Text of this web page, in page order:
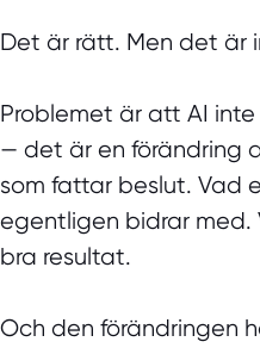
Det är rätt. Men det är
Problemet är att AI
— det är en förändring
som fattar beslut. Vad
egentligen bidrar med.
bra resultat.
Och den förändringen